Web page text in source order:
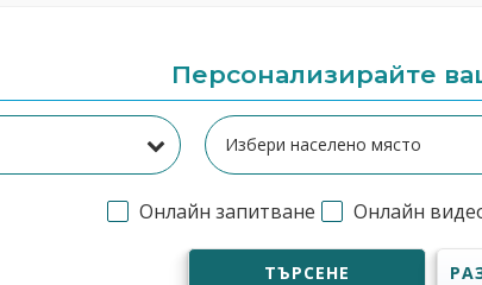
Персонализирайте
Онлайн запитване Онлайн
ТЪРСЕНЕ